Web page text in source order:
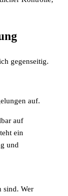
gegenseitig.
auf.
auf
ein
und
sind. Wer